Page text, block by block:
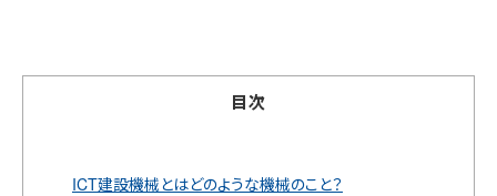
目次
ICT建設機械とはどのような機械のこと？